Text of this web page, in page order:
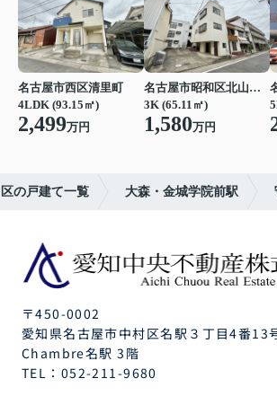
名古屋市西区清里町
4LDK (93.15㎡)
2,499万円
名古屋市昭和区北山本町１丁目
3K (65.11㎡)
1,580万円
の戸建て一覧 大森・金城学院前駅
〒450-0002
愛知県名古屋市中村区名駅３丁目4番13
Chambre名駅 3階
TEL： 052-211-9680